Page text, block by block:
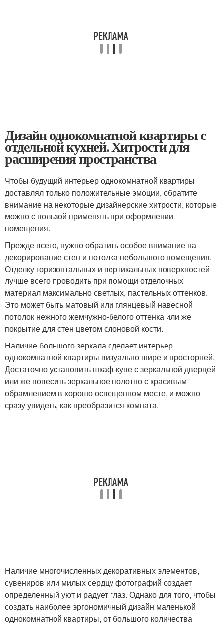
Дизайн однокомнатной квартиры с
отдельной кухней. Хитрости для
расширения пространства
Чтобы будущий интерьер однокомнатной квартиры
доставлял только положительные эмоции, обратите
внимание на некоторые дизайнерские хитрости, которые
можно с пользой применять при оформлении
помещения.
Прежде всего, нужно обратить особое внимание на
декорирование стен и потолка небольшого помещения.
Отделку горизонтальных и вертикальных поверхностей
лучше всего проводить при помощи отделочных
материал максимально светлых, пастельных оттенков.
Это может быть матовый или глянцевый навесной
потолок нежного жемчужно-белого оттенка или же
покрытие для стен цветом слоновой кости.
Наличие большого зеркала сделает интерьер
однокомнатной квартиры визуально шире и просторней.
Достаточно установить шкаф-купе с зеркальной дверцей
или же повесить зеркальное полотно с красивым
обрамлением в хорошо освещенном месте, и можно
сразу увидеть, как преобразится комната.
Наличие многочисленных декоративных элементов,
сувениров или милых сердцу фотографий создает
определенный уют и радует глаз. Однако для того, чтобы
создать наиболее эргономичный дизайн маленькой
однокомнатной квартиры, от большого количества